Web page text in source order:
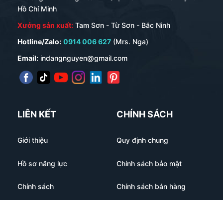
Hồ Chí Minh
Xưởng sản xuất: Tam Sơn - Từ Sơn - Bắc Ninh
Hotline/Zalo: 0914 006 627 (Mrs. Nga)
Email: indangnguyen@gmail.com
LIÊN KẾT
Giới thiệu
Hồ sơ năng lực
Chính sách
CHÍNH SÁCH
Quy định chung
Chính sách bảo mật
Chính sách bán hàng